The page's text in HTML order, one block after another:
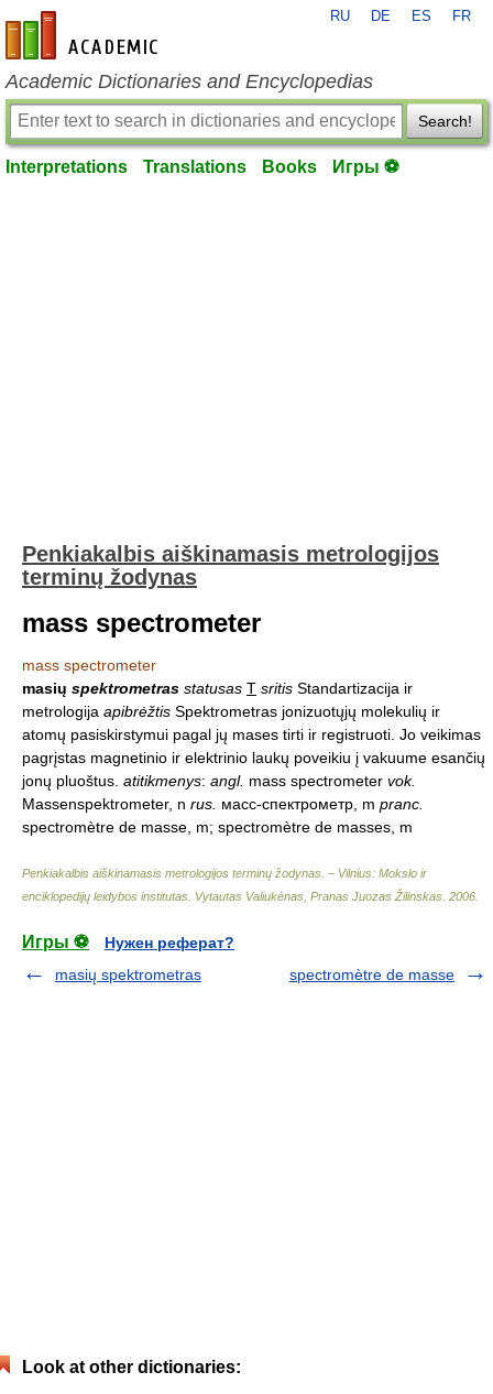
en-academic.com
RU DE ES FR
Academic Dictionaries and Encyclopedias
Search!
Interpretations Translations Books Игры ⚽
Penkiakalbis aiškinamasis metrologijos
terminų žodynas
mass spectrometer
mass spectrometer
masių spektrometras statusas T sritis Standartizacija ir
metrologija apibrėžtis Spektrometras jonizuotųjų molekulių ir
atomų pasiskirstymui pagal jų mases tirti ir registruoti. Jo veikimas
pagrįstas magnetinio ir elektrinio laukų poveikiu į vakuume esančių
jonų pluoštus. atitikmenys: angl. mass spectrometer vok.
Massenspektrometer, n rus. масс-спектрометр, m pranc.
spectromètre de masse, m; spectromètre de masses, m
Penkiakalbis aiškinamasis metrologijos terminų žodynas. – Vilnius: Mokslo ir
enciklopedijų leidybos institutas Vytautas Valiukėnas, Pranas Juozas Žilinskas 2006
Игры ⚽
Нужен реферат?
masių spektrometras
spectromètre de masse
Look at other dictionaries: